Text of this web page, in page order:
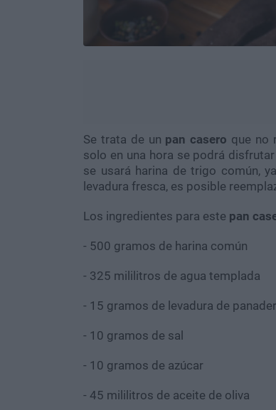
Se trata de un pan casero que no
solo en una hora se podrá
se usará harina de trigo común,
levadura fresca, es posible
Los ingredientes para este pan
- 500 gramos de harina común
- 325 mililitros de agua templada
- 15 gramos de levadura de
- 10 gramos de sal
- 10 gramos de azúcar
- 45 mililitros de aceite de oliva